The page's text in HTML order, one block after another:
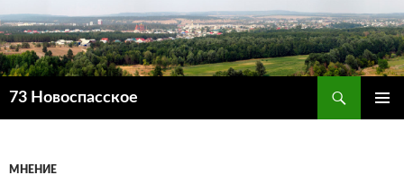
73 Новоспасское
МНЕНИЕ